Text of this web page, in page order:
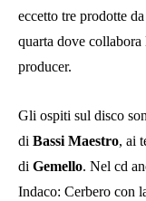
eccetto tre prodotte da
quarta dove collabora
producer.
Gli ospiti sul disco
di Bassi Maestro, ai
di Gemello. Nel cd
Indaco: Cerbero con